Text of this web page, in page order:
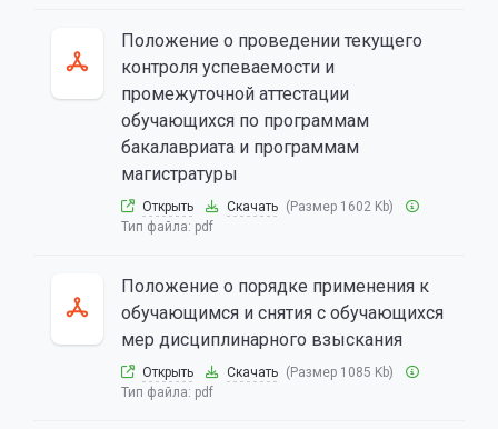
Положение о проведении текущего
контроля успеваемости и
промежуточной аттестации
обучающихся по программам
бакалавриата и программам
магистратуры
Открыть Скачать (Размер 1602 Kb)
Тип файла: pdf
Положение о порядке применения к
обучающимся и снятия с обучающихся
мер дисциплинарного взыскания
Открыть Скачать (Размер 1085 Kb)
Тип файла: pdf